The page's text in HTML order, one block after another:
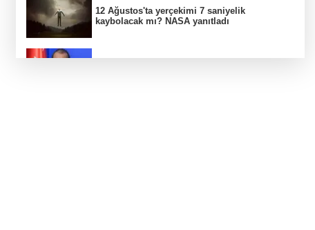
12 Ağustos'ta yerçekimi 7 saniyelik
kaybolacak mı? NASA yanıtladı